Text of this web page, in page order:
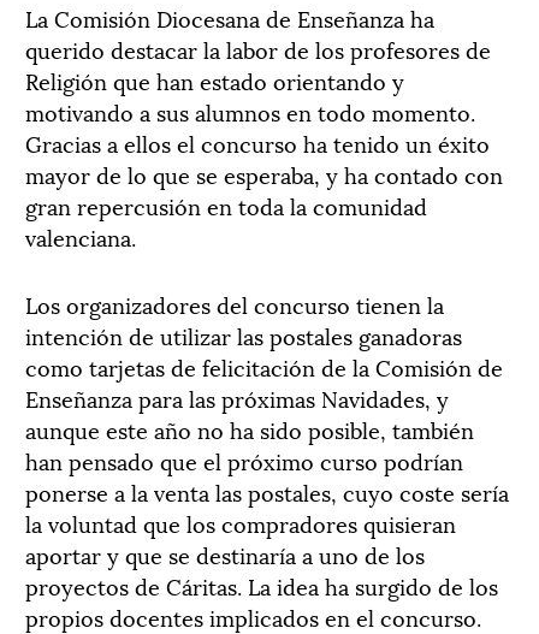
La Comisión Diocesana de Enseñanza ha
querido destacar la labor de los profesores de
Religión que han estado orientando y
motivando a sus alumnos en todo momento.
Gracias a ellos el concurso ha tenido un éxito
mayor de lo que se esperaba, y ha contado con
gran repercusión en toda la comunidad
valenciana.
Los organizadores del concurso tienen la
intención de utilizar las postales ganadoras
como tarjetas de felicitación de la Comisión de
Enseñanza para las próximas Navidades, y
aunque este año no ha sido posible, también
han pensado que el próximo curso podrían
ponerse a la venta las postales, cuyo coste sería
la voluntad que los compradores quisieran
aportar y que se destinaría a uno de los
proyectos de Cáritas. La idea ha surgido de los
propios docentes implicados en el concurso.